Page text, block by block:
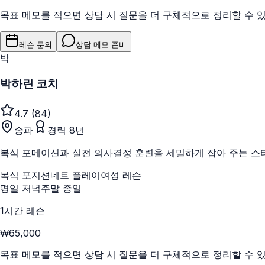
목표 메모를 적으면 상담 시 질문을 더 구체적으로 정리할 수
레슨 문의 상담 메모 준비
박
박하린 코치
4.7 (84)
송파
경력 8년
복식 포메이션과 실전 의사결정 훈련을 세밀하게 잡아 주는 스
복식 포지션네트 플레이여성 레슨
평일 저녁주말 종일
1시간 레슨
₩65,000
목표 메모를 적으면 상담 시 질문을 더 구체적으로 정리할 수